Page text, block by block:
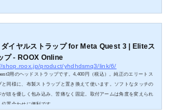
ダイヤルストラップ for Meta Quest 3 | Eliteス
プ - ROOX Online
shop.roox.jp/product/yhdhdsmq3/link/6/
用のヘッドストラップです。4,400円（税込）。純正のエリートス
と同様に、布製ストラップと置き換えて使います。ソフトなタッチの
が頭を優しく包み込み、苦痛なく固定。取付アームは角度を変えられ
位置合わせに便利です。